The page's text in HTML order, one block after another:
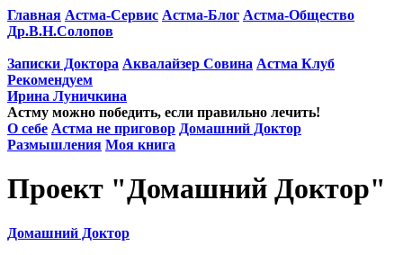
Главная Астма-Сервис Астма-Блог Астма-Общество
Др.В.Н.Солопов
Записки Доктора Аквалайзер Совина Астма Клуб
Рекомендуем
Ирина Луничкина
Астму можно победить, если правильно лечить!
О себе Астма не приговор Домашний Доктор
Размышления Моя книга
Проект "Домашний Доктор"
Домашний Доктор